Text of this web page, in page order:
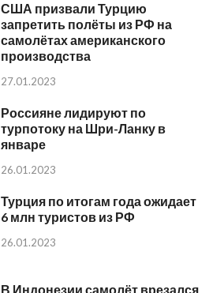
США призвали Турцию
запретить полёты из РФ на
самолётах американского
производства
27.01.2023
Россияне лидируют по
турпотоку на Шри-Ланку в
январе
26.01.2023
Турция по итогам года ожидает
6 млн туристов из РФ
26.01.2023
В Индонезии самолёт врезался